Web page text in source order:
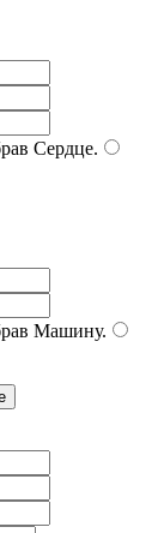
Сердце.
Машину.